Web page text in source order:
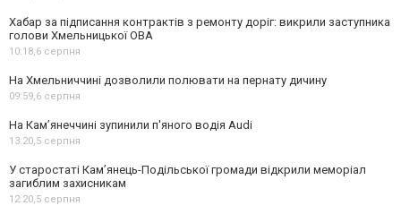
Хабар за підписання контрактів з ремонту доріг: викрили заступника
голови Хмельницької ОВА
10:18,6 серпня
На Хмельниччині дозволили полювати на пернату дичину
09:59,6 серпня
На Камʼянеччині зупинили п'яного водія Audi
13:20,5 серпня
У старостаті Кам’янець-Подільської громади відкрили меморіал
загиблим захисникам
12:20,5 серпня